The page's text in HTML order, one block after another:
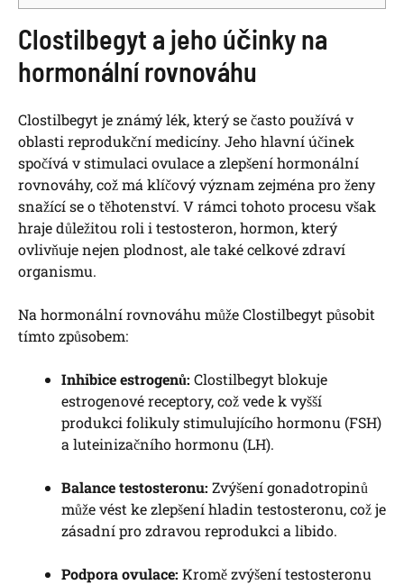
Clostilbegyt a jeho účinky na
hormonální rovnováhu
Clostilbegyt je známý lék, který se často používá v
oblasti reprodukční medicíny. Jeho hlavní účinek
spočívá v stimulaci ovulace a zlepšení hormonální
rovnováhy, což má klíčový význam zejména pro ženy
snažící se o těhotenství. V rámci tohoto procesu však
hraje důležitou roli i testosteron, hormon, který
ovlivňuje nejen plodnost, ale také celkové zdraví
organismu.
Na hormonální rovnováhu může Clostilbegyt působit
tímto způsobem:
Inhibice estrogenů: Clostilbegyt blokuje
estrogenové receptory, což vede k vyšší
produkci folikuly stimulujícího hormonu (FSH)
a luteinizačního hormonu (LH).
Balance testosteronu: Zvýšení gonadotropinů
může vést ke zlepšení hladin testosteronu, což je
zásadní pro zdravou reprodukci a libido.
Podpora ovulace: Kromě zvýšení testosteronu